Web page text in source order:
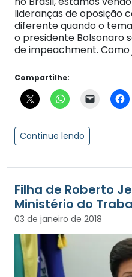
lideranças de oposição
diferente quando o
o presidente Bolsonaro
de impeachment. Como
Compartilhe:
Continue lendo
Filha de Roberto
Ministério do
03 de janeiro de 2018